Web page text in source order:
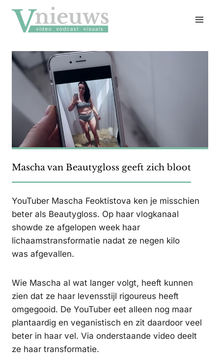
naar
inhoud
Mascha van Beautygloss geeft zich bloot
YouTuber Mascha Feoktistova ken je misschien
beter als Beautygloss. Op haar vlogkanaal
showde ze afgelopen week haar
lichaamstransformatie nadat ze negen kilo
was afgevallen.
Wie Mascha al wat langer volgt, heeft kunnen
zien dat ze haar levensstijl rigoureus heeft
omgegooid. De YouTuber eet alleen nog maar
plantaardig en veganistisch en zit daardoor veel
beter in haar vel. Via onderstaande video deelt
ze haar transformatie.